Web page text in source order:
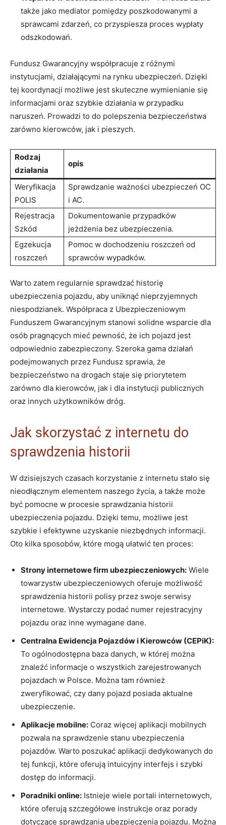
także jako mediator pomiędzy poszkodowanymi a
sprawcami zdarzeń, co przyspiesza proces wypłaty
odszkodowań.
Fundusz Gwarancyjny współpracuje z różnymi
instytucjami, działającymi na rynku ubezpieczeń. Dzięki
tej koordynacji możliwe jest skuteczne wymienianie się
informacjami oraz szybkie działania w przypadku
naruszeń. Prowadzi to do polepszenia bezpieczeństwa
zarówno kierowców, jak i pieszych.
Rodzaj
działania
opis
Weryfikacja
POLIS
Sprawdzanie ważności ubezpieczeń OC
i AC.
Rejestracja
Szkód
Dokumentowanie przypadków
jeżdżenia bez ubezpieczenia.
Egzekucja
roszczeń
Pomoc w dochodzeniu roszczeń od
sprawców wypadków.
Warto zatem regularnie sprawdzać historię
ubezpieczenia pojazdu, aby uniknąć nieprzyjemnych
niespodzianek. Współpraca z Ubezpieczeniowym
Funduszem Gwarancyjnym stanowi solidne wsparcie dla
osób pragnących mieć pewność, że ich pojazd jest
odpowiednio zabezpieczony. Szeroka gama działań
podejmowanych przez Fundusz sprawia, że
bezpieczeństwo na drogach staje się priorytetem
zarówno dla kierowców, jak i dla instytucji publicznych
oraz innych użytkowników dróg.
Jak skorzystać z internetu do
sprawdzenia historii
W dzisiejszych czasach korzystanie z internetu stało się
nieodłącznym elementem naszego życia, a także może
być pomocne w procesie sprawdzania historii
ubezpieczenia pojazdu. Dzięki temu, możliwe jest
szybkie i efektywne uzyskanie niezbędnych informacji.
Oto kilka sposobów, które mogą ułatwić ten proces:
Strony internetowe firm ubezpieczeniowych: Wiele
towarzystw ubezpieczeniowych oferuje możliwość
sprawdzenia historii polisy przez swoje serwisy
internetowe. Wystarczy podać numer rejestracyjny
pojazdu oraz inne wymagane dane.
Centralna Ewidencja Pojazdów i Kierowców (CEPiK):
To ogólnodostępna baza danych, w której można
znaleźć informacje o wszystkich zarejestrowanych
pojazdach w Polsce. Można tam również
zweryfikować, czy dany pojazd posiada aktualne
ubezpieczenie.
Aplikacje mobilne: Coraz więcej aplikacji mobilnych
pozwala na sprawdzenie stanu ubezpieczenia
pojazdów. Warto poszukać aplikacji dedykowanych do
tej funkcji, które oferują intuicyjny interfejs i szybki
dostęp do informacji.
Poradniki online: Istnieje wiele portali internetowych,
które oferują szczegółowe instrukcje oraz porady
dotyczące sprawdzania ubezpieczenia pojazdu. Można